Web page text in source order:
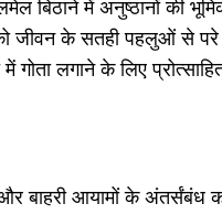
बिठाने में अनुष्ठानों की
जीवन के सतही पहलुओं से परे
लगाने के लिए
बाहरी आयामों के अंतर्संबंध